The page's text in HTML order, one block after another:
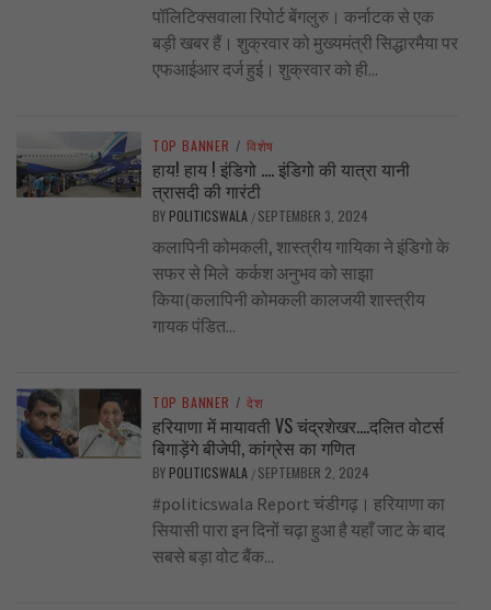
पॉलिटिक्सवाला रिपोर्ट बेंगलुरु। कर्नाटक से एक
बड़ी खबर हैं। शुक्रवार को मुख्यमंत्री सिद्धारमैया पर
एफआईआर दर्ज हुई। शुक्रवार को ही...
TOP BANNER / विशेष
हाय! हाय ! इंडिगो …. इंडिगो की यात्रा यानी
त्रासदी की गारंटी
BY POLITICSWALA / SEPTEMBER 3, 2024
कलापिनी कोमकली, शास्त्रीय गायिका ने इंडिगो के
सफर से मिले कर्कश अनुभव को साझा
किया(कलापिनी कोमकली कालजयी शास्त्रीय
गायक पंडित...
TOP BANNER / देश
हरियाणा में मायावती VS चंद्रशेखर….दलित वोटर्स
बिगाड़ेंगे बीजेपी, कांग्रेस का गणित
BY POLITICSWALA / SEPTEMBER 2, 2024
#politicswala Report चंडीगढ़। हरियाणा का
सियासी पारा इन दिनों चढ़ा हुआ है यहाँ जाट के बाद
सबसे बड़ा वोट बैंक...